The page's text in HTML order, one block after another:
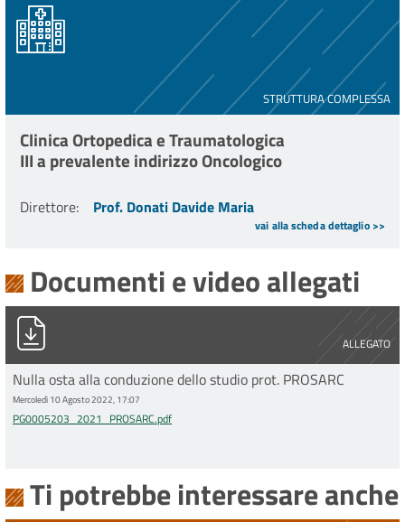
STRUTTURA COMPLESSA
Clinica Ortopedica e Traumatologica
III a prevalente indirizzo Oncologico
Direttore: Prof. Donati Davide Maria
vai alla scheda dettaglio >>
Documenti e video allegati
ALLEGATO
PG0005203_2021_PROSARC.pdf
Nulla osta alla conduzione dello studio prot. PROSARC
Mercoledì 10 Agosto 2022, 17:07
PG0005203_2021_PROSARC.pdf
Ti potrebbe interessare anche